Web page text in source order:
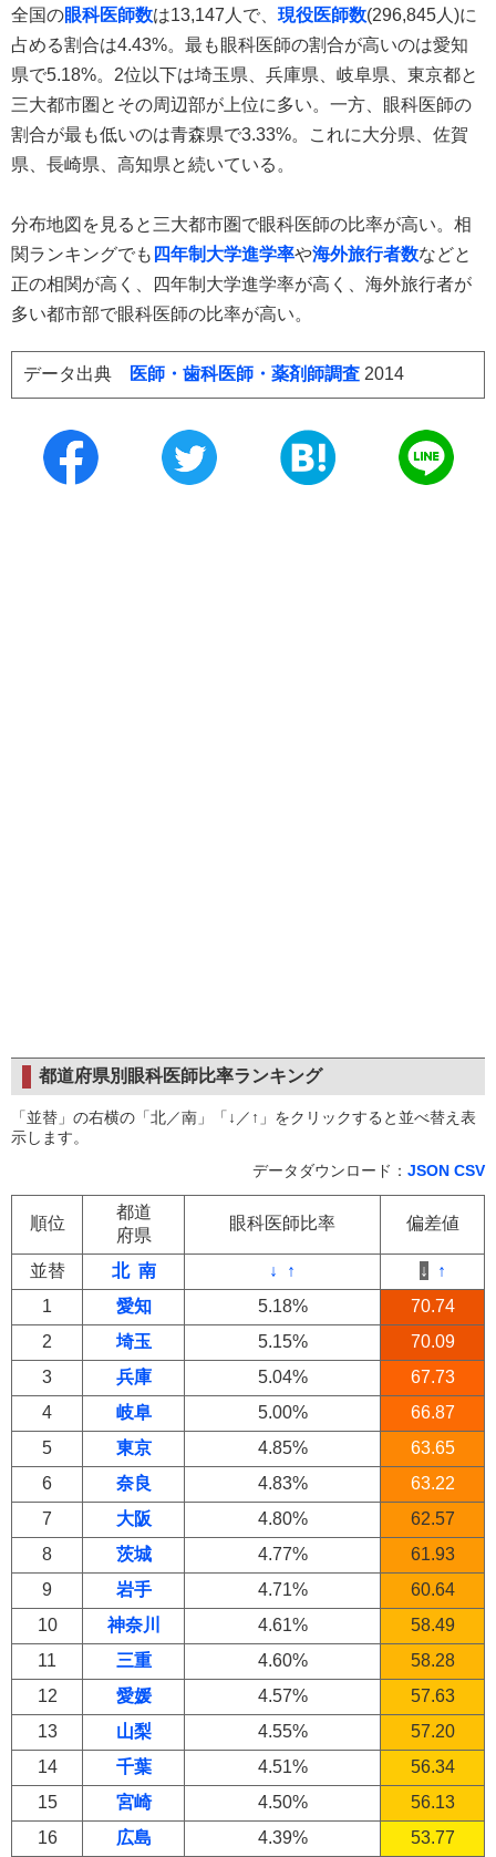
全国の眼科医師数は13,147人で、 現役医師数(296,845人)に
占める割合は4.43%。最も眼科医師の割合が高いのは愛知
県で5.18%。2位以下は埼玉県、兵庫県、岐阜県、東京都と
三大都市圏とその周辺部が上位に多い。一方、眼科医師の
割合が最も低いのは青森県で3.33%。これに大分県、佐賀
県、長崎県、高知県と続いている。
分布地図を見ると三大都市圏で眼科医師の比率が高い。相
関ランキングでも 四年制大学進学率や海外旅行者数などと
正の相関が高く、四年制大学進学率が高く、海外旅行者が
多い都市部で眼科医師の比率が高い。
データ出典 医師・歯科医師・薬剤師調査 2014
都道府県別眼科医師比率ランキング
「並替」の右横の「北／南」「↓／↑」をクリックすると並べ替え表
示します。
データダウンロード： JSON CSV
順位
都道
府県
眼科医師比率 偏差値
並替 北 南 ↓ ↑ ↓
↑
1
愛知 5.18%
70.74
2
埼玉 5.15%
70.09
3
兵庫 5.04%
67.73
4
岐阜 5.00%
66.87
5
東京 4.85%
63.65
6
奈良 4.83%
63.22
7
大阪 4.80%
62.57
8
茨城 4.77%
61.93
9
岩手 4.71%
60.64
10
神奈川 4.61%
58.49
11
三重 4.60%
58.28
12
愛媛 4.57%
57.63
13
山梨 4.55%
57.20
14
千葉 4.51%
56.34
15
宮崎 4.50%
56.13
16
広島 4.39% 53.77